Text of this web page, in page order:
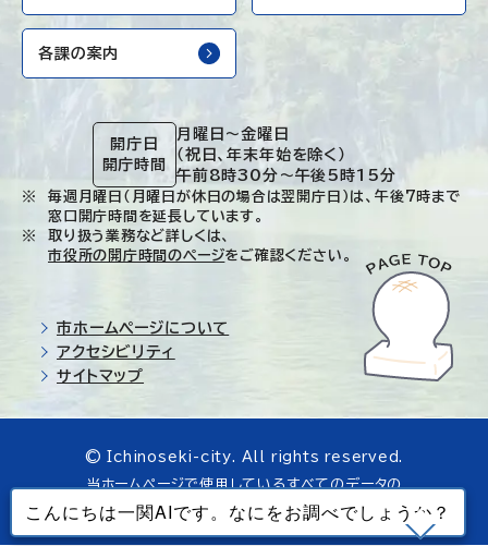
各課の案内
開庁日
開庁時間
月曜日～金曜日
（祝日、年末年始を除く）
午前8時30分～午後5時15分
毎週月曜日（月曜日が休日の場合は翌開庁日）は、午後7時まで
窓口開庁時間を延長しています。
取り扱う業務など詳しくは、
市役所の開庁時間のページをご確認ください。
市ホームページについて
アクセシビリティ
サイトマップ
© Ichinoseki-city. All rights reserved.
当ホームページで使用しているすべてのデータの
無断転載を禁じます。